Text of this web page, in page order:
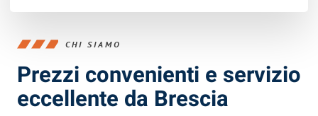
CHI SIAMO
Prezzi convenienti e servizio
eccellente da Brescia